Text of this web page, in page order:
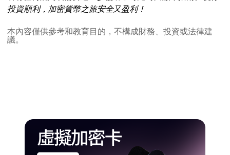
投資順利，加密貨幣之旅安全又盈利！
本內容僅供參考和教育目的，不構成財務、投資或法律建
議。